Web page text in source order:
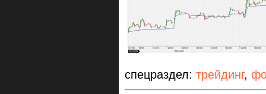
спецраздел: трейдинг,